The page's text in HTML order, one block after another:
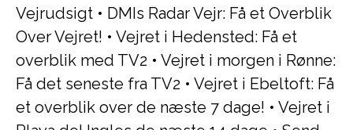
Vejrudsigt • DMIs Radar Vejr: Få et Overblik
Over Vejret! • Vejret i Hedensted: Få et
overblik med TV2 • Vejret i morgen i Rønne:
Få det seneste fra TV2 • Vejret i Ebeltoft: Få
et overblik over de næste 7 dage! • Vejret i